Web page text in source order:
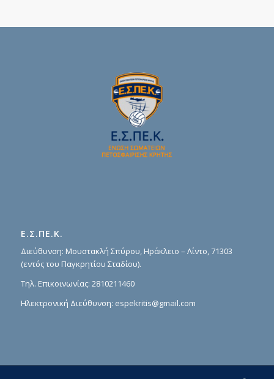
Ε.Σ.ΠΕ.Κ.
Διεύθυνση: Μουστακλή Σπύρου, Ηράκλειο – Λίντο, 71303
(εντός του Παγκρητίου Σταδίου).
Τηλ. Επικοινωνίας: 2810211460
Ηλεκτρονική Διεύθυνση: espekritis@gmail.com